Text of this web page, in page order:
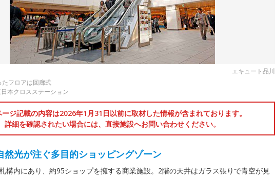
エキュート品川
フロアは回廊式
本クロスステーション
ジ記載の内容は2026年1月31日以前に取材した情報が含まれております。
詳細を確認されたい場合には、直接施設へお問い合わせください。
然光が注ぐ多目的ショッピングゾーン
構内にあり、約95ショップを擁する商業施設。2階の天井はガラス張りで青空が見